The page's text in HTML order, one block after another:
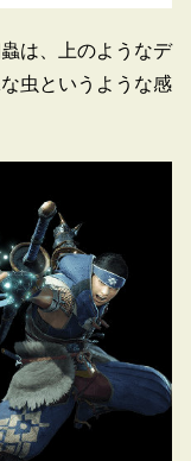
は、上のようなデ
虫というような感